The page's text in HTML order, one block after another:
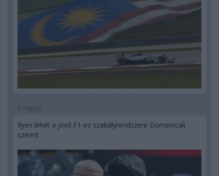
5 napja
Ilyen lehet a jövő F1-es szabályrendszere Domenicali
szerint